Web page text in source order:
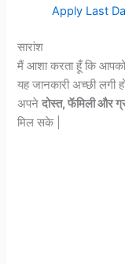
Apply Last
सारांश
मैं आशा करता हूँ कि
यह जानकारी अच्छी लगी
अपनेदोस्त, फॅमिली और
मिल सके |